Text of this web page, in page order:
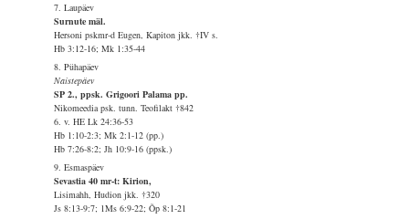
7. Laupäev
Surnute mäl.
Hersoni pskmr-d Eugen, Kapiton jkk. †IV s.
Hb 3:12-16; Mk 1:35-44
8. Pühapäev
Naistepäev
SP 2., ppsk. Grigoori Palama pp.
Nikomeedia psk. tunn. Teofilakt †842
6. v. HE Lk 24:36-53
Hb 1:10-2:3; Mk 2:1-12 (pp.)
Hb 7:26-8:2; Jh 10:9-16 (ppsk.)
9. Esmaspäev
Sevastia 40 mr-t: Kirion,
Lisimahh, Hudion jkk. †320
Js 8:13-9:7; 1Ms 6:9-22; Õp 8:1-21